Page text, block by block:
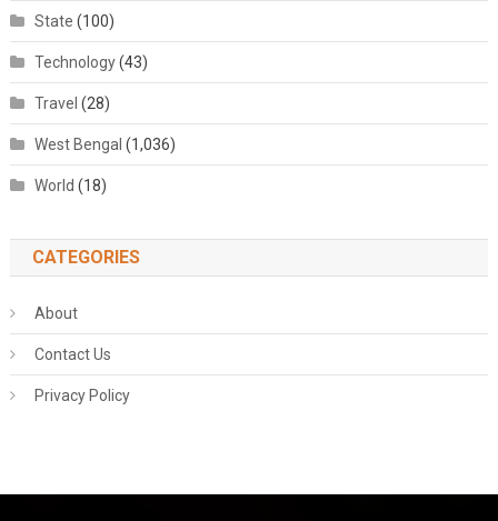
State (100)
Technology(43)
Travel (28)
West Bengal (1,036)
World (18)
CATEGORIES
About
Contact Us
Privacy Policy